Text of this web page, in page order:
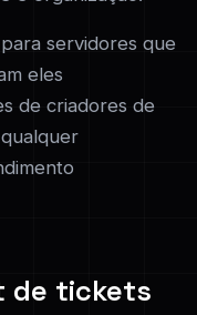
servidores que
eles
de criadores de
de tickets